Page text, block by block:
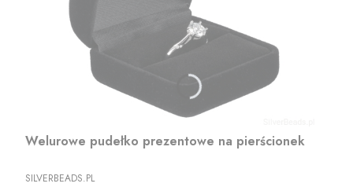
Welurowe pudełko prezentowe na pierścionek
PRODUCENT
SILVERBEADS.PL